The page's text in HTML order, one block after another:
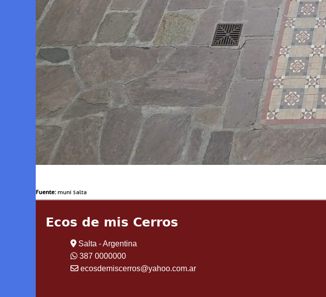
Fuente: muni salta
Ecos de mis Cerros
Salta - Argentina
387 0000000
ecosdemiscerros@yahoo.com.ar